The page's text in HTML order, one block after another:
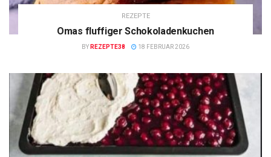
REZEPTE
Omas fluffiger Schokoladenkuchen
BY REZEPTE38 18 FEBRUAR 2026